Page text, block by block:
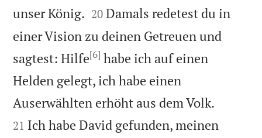
unser König. 

20 Damals redetest du in
einer Vision zu deinen Getreuen und
sagtest: Hilfe[6] habe ich auf einen
Helden gelegt, ich habe einen
Auserwählten erhöht aus dem Volk.
21 Ich habe David gefunden, meinen